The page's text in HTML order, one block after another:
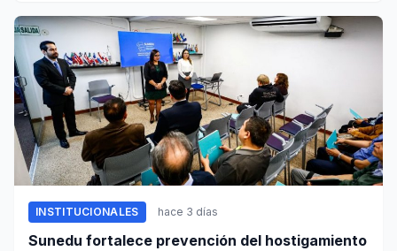
INSTITUCIONALES hace 3 días
Sunedu fortalece prevención del hostigamiento